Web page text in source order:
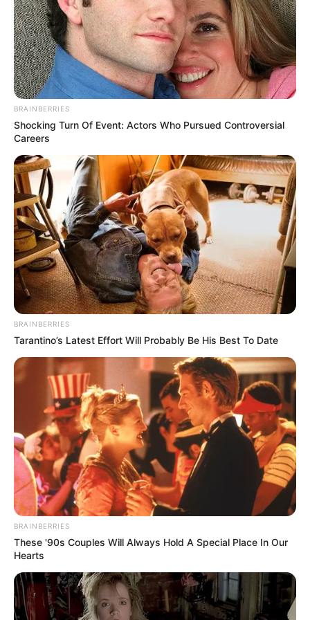
Κοινοποίησε άρθρο
Προσθήκη τοnewstok.grστην Google
αναζήτησης.
ΟΝτίνος Ηλιόπουλος, ηθοποιός του ελληνικού
θεάτρου και κινηματογράφου, έφυγε από τη
ζωή, σαν σήμερα 4/6/2025 γεμίζοντας θλίψη
στον καλλιτεχνικό κόσμο.
Ο Ντίνος Ηλιόπουλος, θωρήθηκε ένας από τους
μεγαλύτερους εκπροσώπους του ελληνικού
BRAINBERRIES
Shocking Turn Of Event: Actors Who Pursued Controversial
Careers
BRAINBERRIES
Tarantino’s Latest Effort Will Probably Be His Best To Date
BRAINBERRIES
These '90s Couples Will Always Hold A Special Place In Our
Hearts